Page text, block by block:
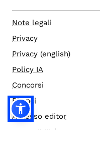
Note legali
Privacy
Privacy (english)
Policy IA
Concorsi
Bilanci
Accesso editor
Accessibilità